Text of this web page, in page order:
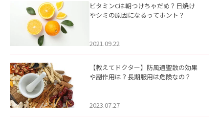
ビタミンCは朝つけちゃだめ？日焼け
やシミの原因になるってホント？
2021.09.22
【教えてドクター】防風通聖散の効果
や副作用は？長期服用は危険なの？
2023.07.27